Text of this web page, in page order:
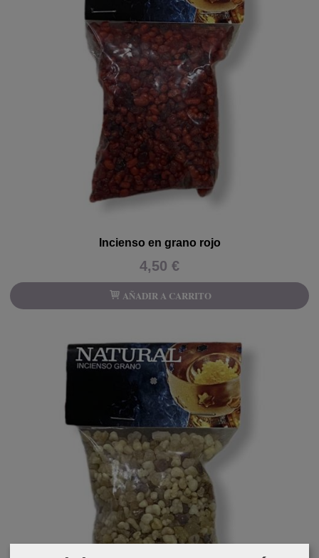
Incienso en grano rojo
4,50 €
AÑADIR A CARRITO